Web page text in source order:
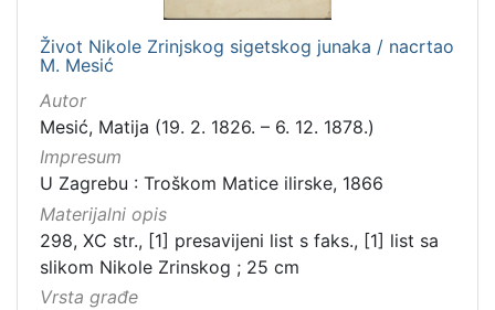
Život Nikole Zrinjskog sigetskog junaka / nacrtao
M. Mesić
Autor
Mesić, Matija (19. 2. 1826. – 6. 12. 1878.)
Impresum
U Zagrebu : Troškom Matice ilirske, 1866
Materijalni opis
298, XC str., [1] presavijeni list s faks., [1] list sa
slikom Nikole Zrinskog ; 25 cm
Vrsta građe